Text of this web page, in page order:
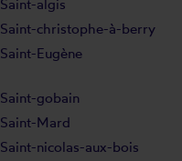
Saint-algis
Saint-christophe-à-berry
Saint-Eugène
Saint-gobain
Saint-Mard
Saint-nicolas-aux-bois